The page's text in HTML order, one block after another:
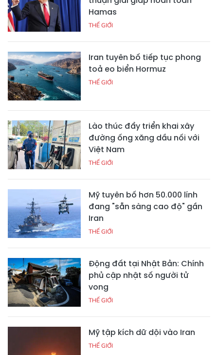
Hamas
THẾ GIỚI
Iran tuyên bố tiếp tục phong
toả eo biển Hormuz
THẾ GIỚI
Lào thúc đẩy triển khai xây
đường ống xăng dầu nối với
Việt Nam
THẾ GIỚI
Mỹ tuyên bố hơn 50.000 lính
đang "sẵn sàng cao độ" gần
Iran
THẾ GIỚI
Động đất tại Nhật Bản: Chính
phủ cập nhật số người tử
vong
THẾ GIỚI
Mỹ tập kích dữ dội vào Iran
THẾ GIỚI